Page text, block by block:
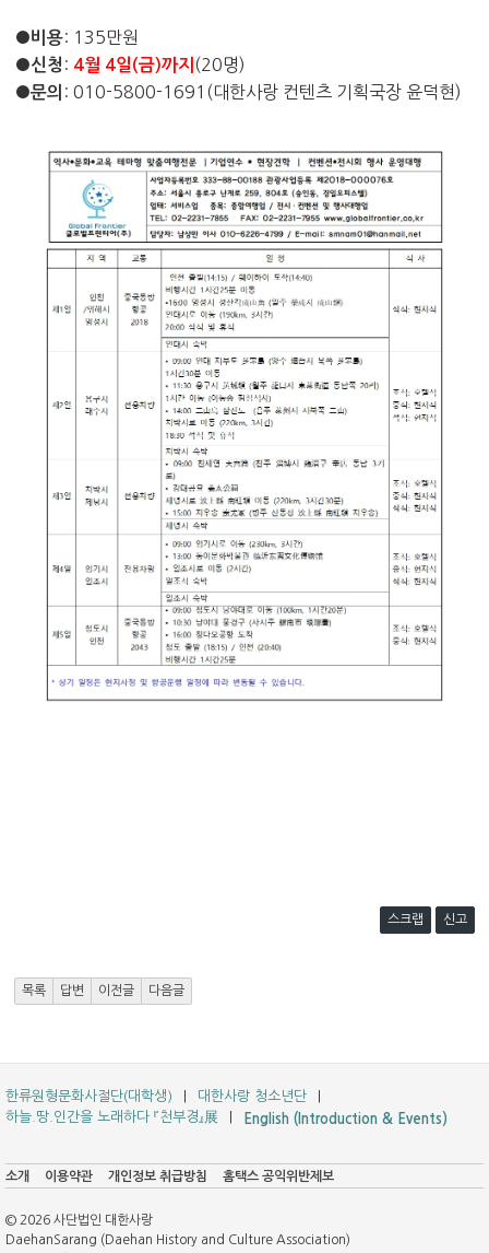
●비용: 135만원
●신청 : 4월 4일 (금)까지 (20명)
●문의 : 010-5800-1691(대한사랑 컨텐츠 기획국장 윤덕현)
스크랩 신고
목록 답변 이전글 다음글
한류원형문화사절단(대학생)
대한사랑 청소년단
하늘.땅.인간을 노래하다 『천부경』展
English (Introduction & Events)
소개 이용약관 개인정보 취급방침 홈택스 공익위반제보
© 2026 사단법인 대한사랑
DaehanSarang (Daehan History and Culture Association)